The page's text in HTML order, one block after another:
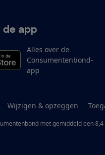
de app
Alles over de
Consumentenbond-
app
Wijzigen & opzeggen
met gemiddeld een 8,4